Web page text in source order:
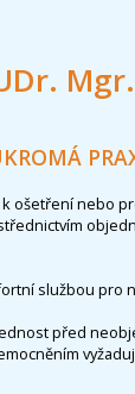
ošetření nebo
službou pro
před